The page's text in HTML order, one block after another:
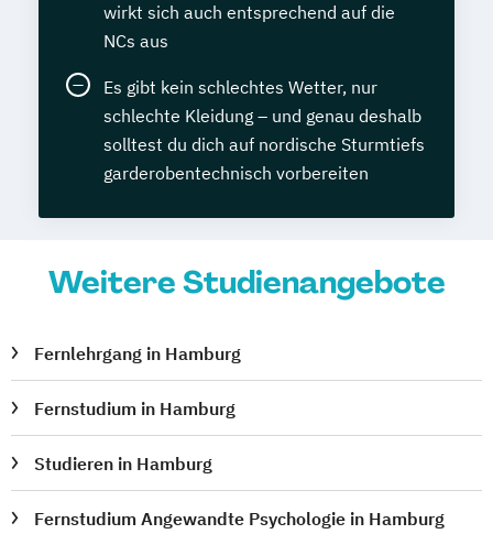
International Legal English
Kompaktkurs
Italienisch Grundkurs
Java-Programmierer
Journalist
Kaufmännisches Praxiswissen
Key-Account-Manager
Kindererziehung Kraftfahrzeugtechnik
Kunst verstehen
Latein Grundkurs
Lehrerfortbildung - multimediale
Lerncoach Logistikmanagement
Logistikmeister
Managementassistent (bSb)
wirkt sich auch entsprechend auf die
NCs aus
Es gibt kein schlechtes Wetter, nur
schlechte Kleidung – und genau deshalb
solltest du dich auf nordische Sturmtiefs
garderobentechnisch vorbereiten
Weitere Studienangebote
Fernlehrgang in Hamburg
Fernstudium in Hamburg
Studieren in Hamburg
Fernstudium Angewandte Psychologie in Hamburg